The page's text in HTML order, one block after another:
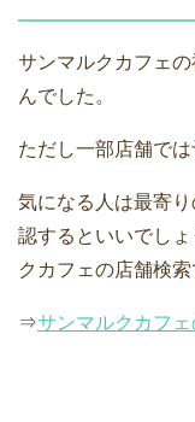
サンマルクカフェ
んでした。
ただし一部店舗で
気になる人は最寄
認するといいでし
クカフェの店舗検索
⇒サンマルクカフ